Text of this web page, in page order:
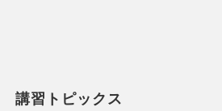
講習トピックス